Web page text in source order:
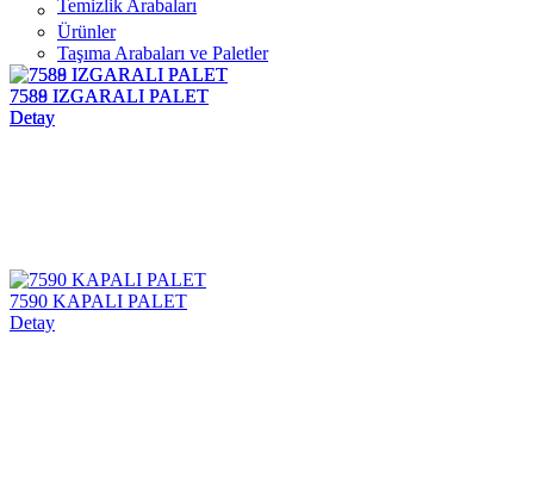
Temizlik Arabaları
Ürünler
Taşıma Arabaları ve Paletler
7588 IZGARALI PALET
Detay
7589 IZGARALI PALET
Detay
7590 KAPALI PALET
Detay